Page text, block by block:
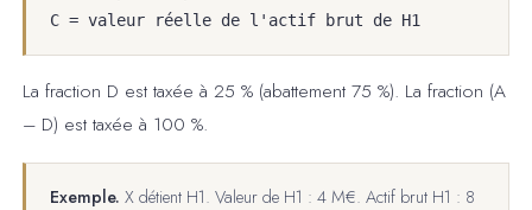
C = valeur réelle de l'actif brut de H1
La fraction D est taxée à 25 % (abattement 75 %). La fraction (A
– D) est taxée à 100 %.
Exemple. X détient H1. Valeur de H1 : 4 M€. Actif brut H1 : 8